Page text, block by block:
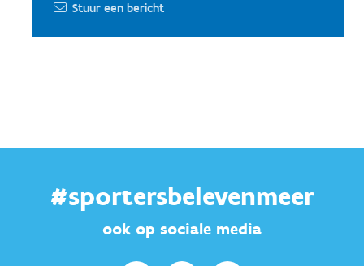
Stuur een bericht
#sportersbelevenmeer
ook op sociale media